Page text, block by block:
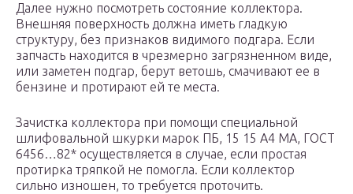
Далее нужно посмотреть состояние коллектора.
Внешняя поверхность должна иметь гладкую
структуру, без признаков видимого подгара. Если
запчасть находится в чрезмерно загрязненном виде,
или заметен подгар, берут ветошь, смачивают ее в
бензине и протирают ей те места.
Зачистка коллектора при помощи специальной
шлифовальной шкурки марок ПБ, 15 15 А4 МА, ГОСТ
6456…82* осуществляется в случае, если простая
протирка тряпкой не помогла. Если коллектор
сильно изношен, то требуется проточить.